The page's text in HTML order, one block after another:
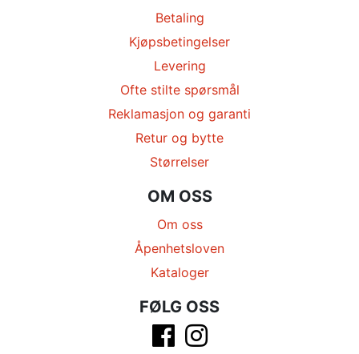
Betaling
Kjøpsbetingelser
Levering
Ofte stilte spørsmål
Reklamasjon og garanti
Retur og bytte
Størrelser
OM OSS
Om oss
Åpenhetsloven
Kataloger
FØLG OSS